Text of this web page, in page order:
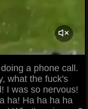
a phone call.
what the fuck's
I was so nervous!
ha! Ha ha ha ha